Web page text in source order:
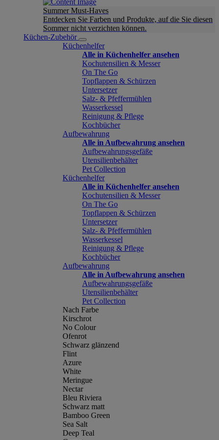
Summer Must-Haves
Entdecken Sie Farben und Produkte, auf die Sie diesen
Sommer nicht verzichten können.
Küchen-Zubehör
Küchenhelfer
Alle in Küchenhelfer ansehen
Kochutensilien & Messer
On The Go
Topflappen & Schürzen
Untersetzer
Salz- & Pfeffermühlen
Wasserkessel
Reinigung & Pflege
Kochbücher
Aufbewahrung
Alle in Aufbewahrung ansehen
Aufbewahrungsgefäße
Utensilienbehälter
Pet Collection
Küchenhelfer
Alle in Küchenhelfer ansehen
Kochutensilien & Messer
On The Go
Topflappen & Schürzen
Untersetzer
Salz- & Pfeffermühlen
Wasserkessel
Reinigung & Pflege
Kochbücher
Aufbewahrung
Alle in Aufbewahrung ansehen
Aufbewahrungsgefäße
Utensilienbehälter
Pet Collection
Nach Farbe
Kirschrot
No Colour
Ofenrot
Schwarz glänzend
Flint
Azure
White
Meringue
Nectar
Bleu Riviera
Schwarz matt
Bamboo Green
Sea Salt
Deep Teal